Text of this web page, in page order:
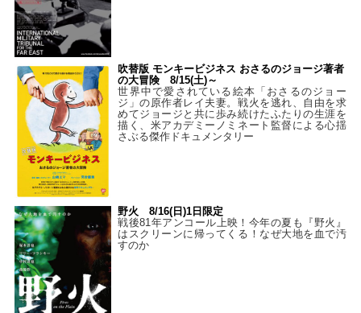
吹替版 モンキービジネス おさるのジョージ著者
の大冒険 8/15(土)～
世界中で愛されている絵本「おさるのジョー
ジ」の原作者レイ夫妻。戦火を逃れ、自由を求
めてジョージと共に歩み続けたふたりの生涯を
描く、米アカデミーノミネート監督による心揺
さぶる傑作ドキュメンタリー
野火 8/16(日)1日限定
戦後81年アンコール上映！今年の夏も『野火』
はスクリーンに帰ってくる！なぜ大地を血で汚
すのか